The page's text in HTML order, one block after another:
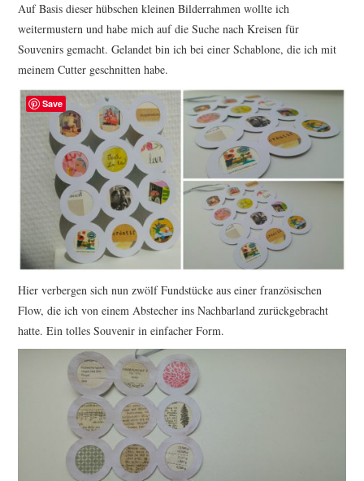
Auf Basis dieser hübschen kleinen Bilderrahmen wollte ich
weitermustern und habe mich auf die Suche nach Kreisen für
Souvenirs gemacht. Gelandet bin ich bei einer Schablone, die ich mit
meinem Cutter geschnitten habe.
Hier verbergen sich nun zwölf Fundstücke aus einer französischen
Flow, die ich von einem Abstecher ins Nachbarland zurückgebracht
hatte. Ein tolles Souvenir in einfacher Form.
Save